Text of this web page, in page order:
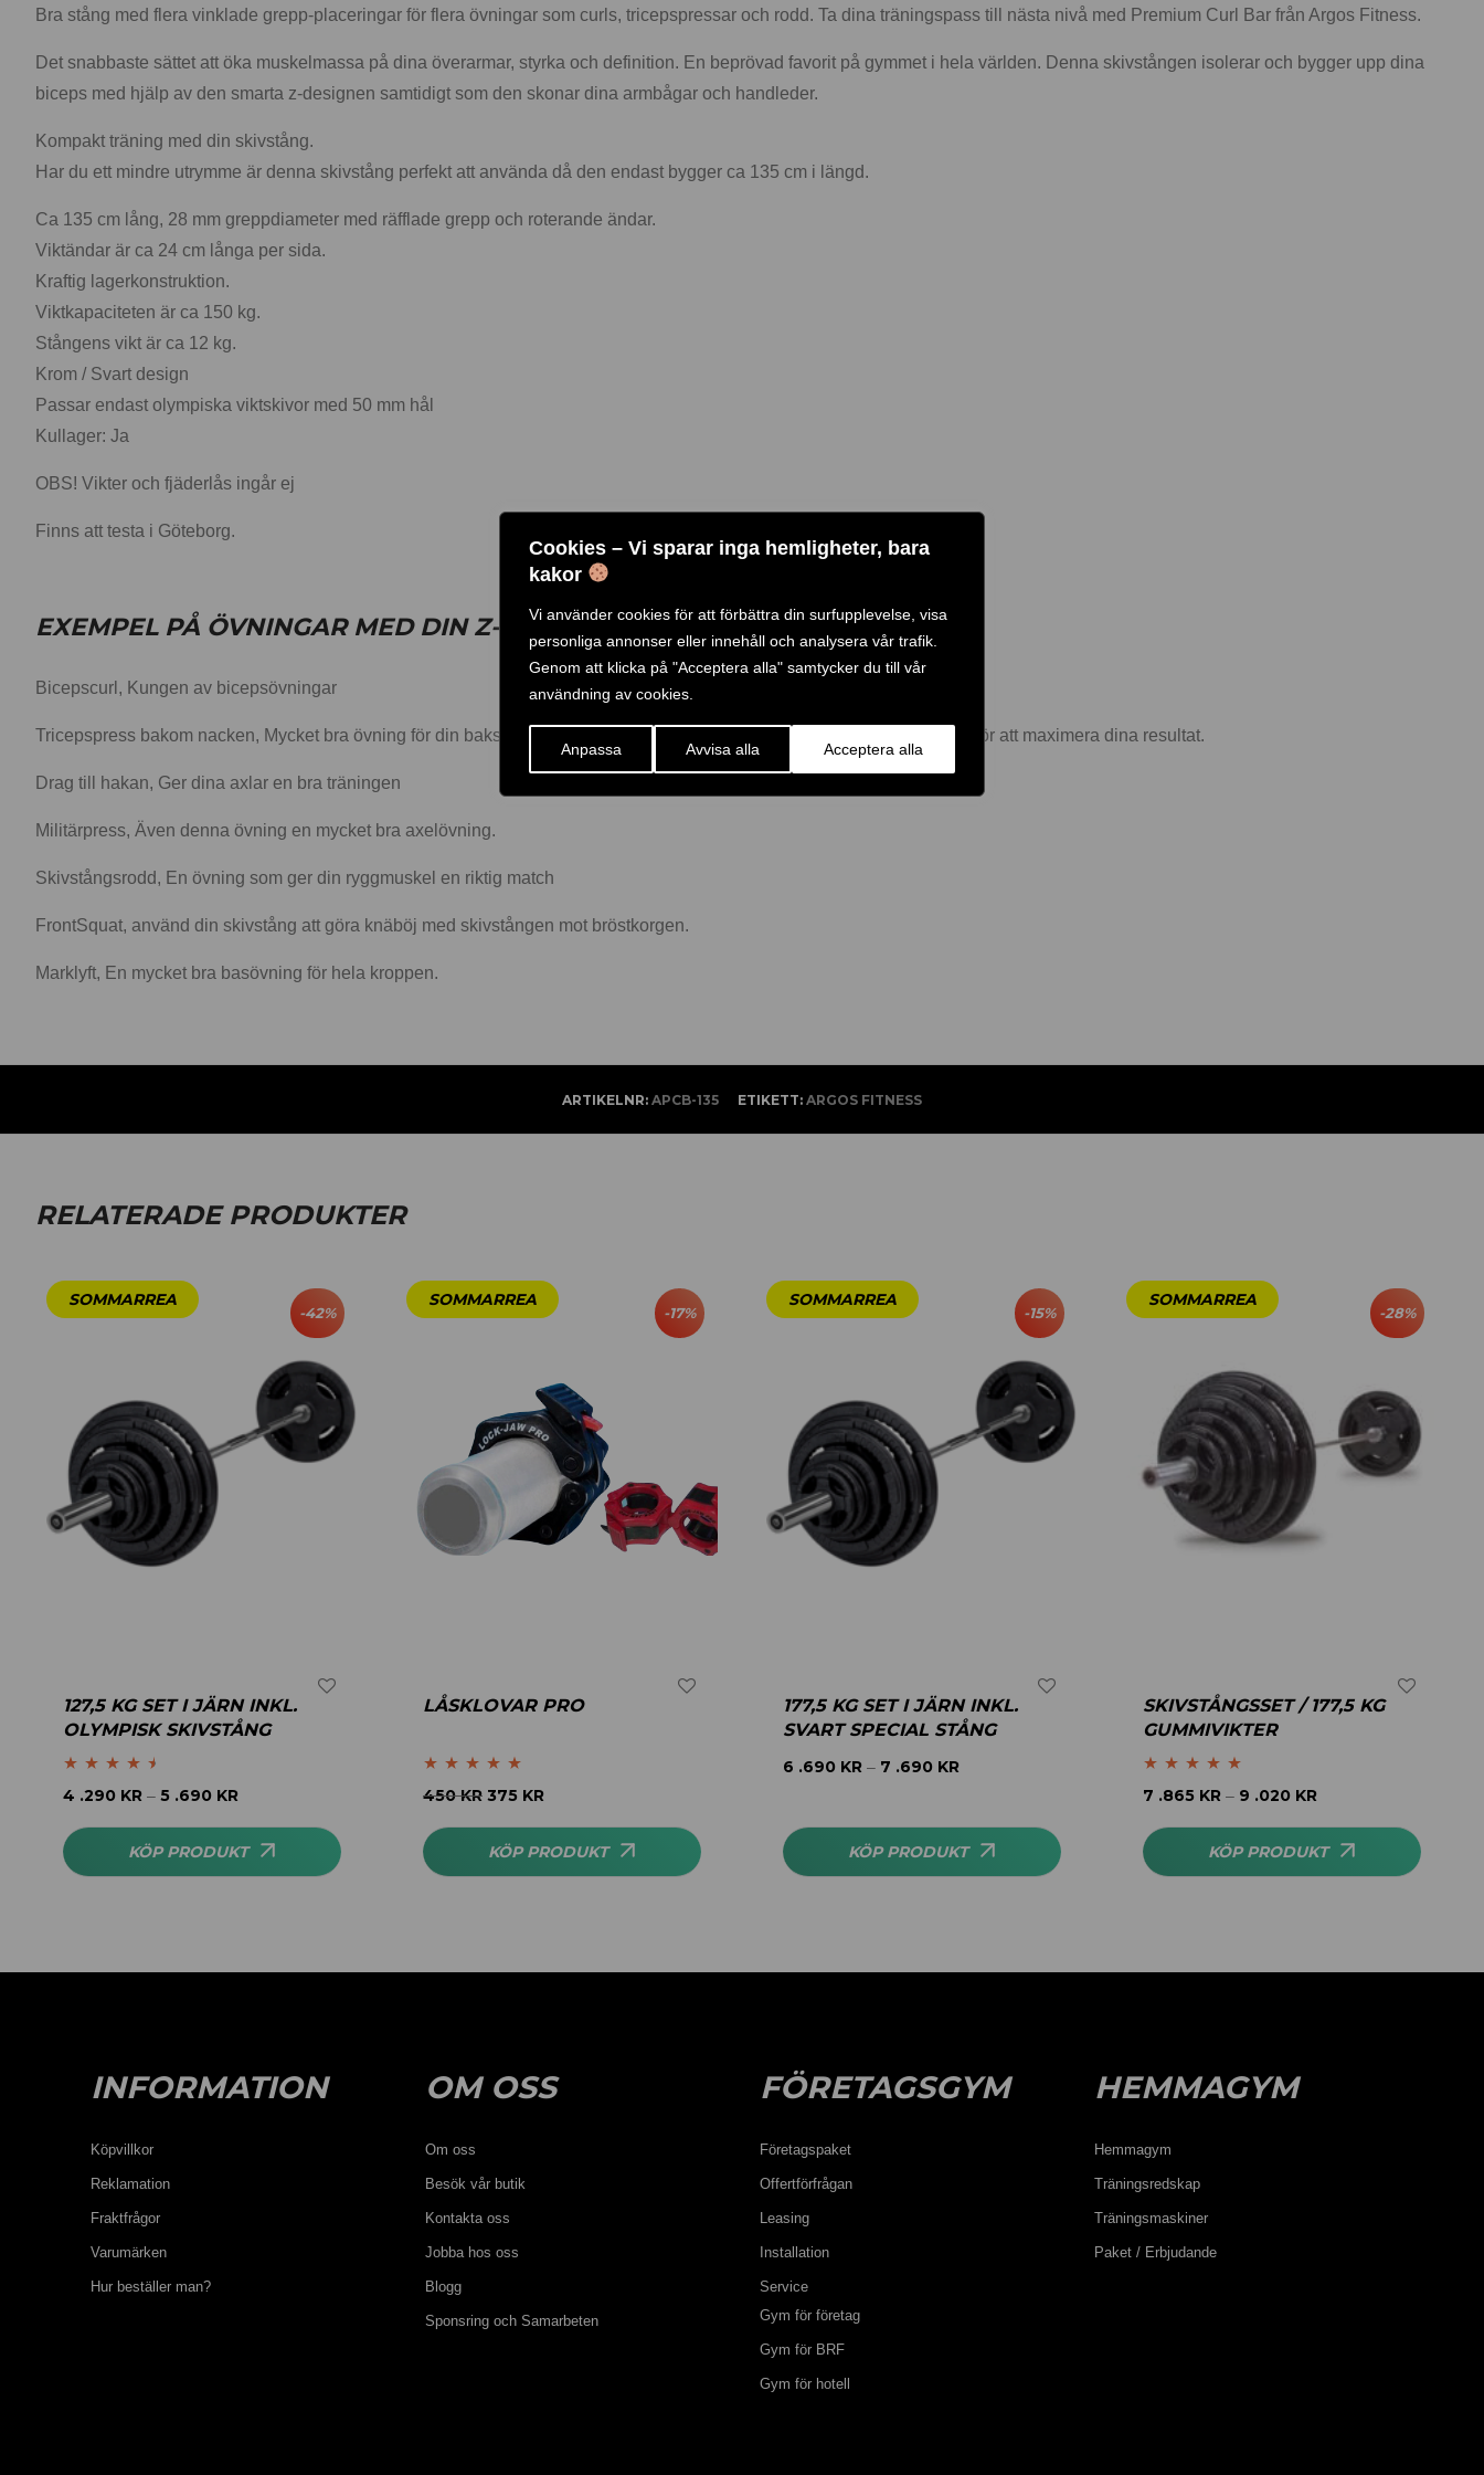
Cookies – Vi sparar inga hemligheter, bara
kakor
Vi använder cookies för att förbättra din surfupplevelse, visa
personliga annonser eller innehåll och analysera vår trafik.
Genom att klicka på "Acceptera alla" samtycker du till vår
användning av cookies.
Anpassa Avvisa alla Acceptera alla
Bra stång med flera vinklade grepp-placeringar för flera övningar som curls, tricepspressar och rodd. Ta dina träningspass till nästa nivå med Premium Curl Bar från Argos Fitness.
Det snabbaste sättet att öka muskelmassa på dina överarmar, styrka och definition. En beprövad favorit på gymmet i hela världen. Denna skivstången isolerar och bygger upp dina
biceps med hjälp av den smarta z-designen samtidigt som den skonar dina armbågar och handleder.
Kompakt träning med din skivstång.
Har du ett mindre utrymme är denna skivstång perfekt att använda då den endast bygger ca 135 cm i längd.
Ca 135 cm lång, 28 mm greppdiameter med räfflade grepp och roterande ändar.
Viktändar är ca 24 cm långa per sida.
Kraftig lagerkonstruktion.
Viktkapaciteten är ca 150 kg.
Stångens vikt är ca 12 kg.
Krom / Svart design
Passar endast olympiska viktskivor med 50 mm hål
Kullager: Ja
OBS! Vikter och fjäderlås ingår ej
Finns att testa i Göteborg.
EXEMPEL PÅ ÖVNINGAR MED DIN Z-CURLSTÅNG,
Bicepscurl, Kungen av bicepsövningar
Tricepspress bakom nacken, Mycket bra övning för din baksidan överarms-muskulatur. Använd gärna ett smalt grepp här för att maximera dina resultat.
Drag till hakan, Ger dina axlar en bra träningen
Militärpress, Även denna övning en mycket bra axelövning.
Skivstångsrodd, En övning som ger din ryggmuskel en riktig match
FrontSquat, använd din skivstång att göra knäböj med skivstången mot bröstkorgen.
Marklyft, En mycket bra basövning för hela kroppen.
ARTIKELNR: APCB-135 ETIKETT: ARGOS FITNESS
RELATERADE PRODUKTER
-42%
127,5 KG SET I JÄRN INKL.
OLYMPISK SKIVSTÅNG
Betygsatt
4 .290 KR – 5 .690 KR
KÖP PRODUKT
-17%
LÅSKLOVAR PRO
Betygsatt 5.00
450KR 375 KR
KÖP PRODUKT
-15%
177,5 KG SET I JÄRN INKL.
SVART SPECIAL STÅNG
6 .690 KR – 7 .690 KR
KÖP PRODUKT
-28%
SKIVSTÅNGSSET / 177,5 KG
GUMMIVIKTER
Betygsatt5.00
7 .865 KR – 9 .020 KR
KÖP PRODUKT
INFORMATION
Köpvillkor
Reklamation
Fraktfrågor
Varumärken
Hur beställer man?
OM OSS
Om oss
Besök vår butik
Kontakta oss
Jobba hos oss
Blogg
Sponsring och Samarbeten
FÖRETAGSGYM
Företagspaket
Offertförfrågan
Leasing
Installation
Service
Gym för företag
Gym för BRF
Gym för hotell
HEMMAGYM
Hemmagym
Träningsredskap
Träningsmaskiner
Paket / Erbjudande